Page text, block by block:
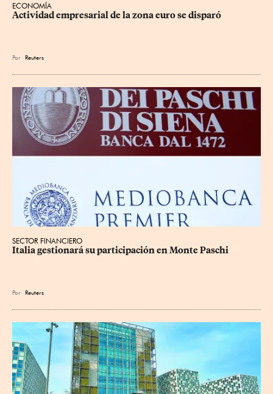
ECONOMÍA
Actividad empresarial de la zona euro se disparó
Por Reuters
SECTOR FINANCIERO
Italia gestionará su participación en Monte Paschi
Por Reuters